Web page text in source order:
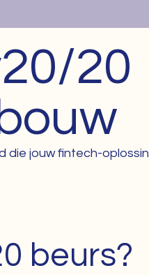
20
die jouw fintech-
beurs?